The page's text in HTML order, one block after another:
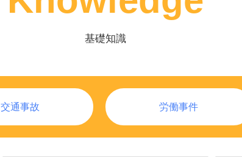
基礎知識
交通事故 労働事件